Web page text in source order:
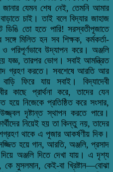
যেমন শেষ নেই, তেমনি আমার
চাই। তাই বলে বিদ্যার জাহাজ
তো হতে পারি! সরস্বতীপূজাতে
সঙ্গে মিলিত হন সব শিক্ষক, কর্মকর্তা-
ও পরিপূর্ণভাবে উদ্যাপন করে। অঞ্জলি
যজ্ঞ, তারপর ভোগ। সবাই আমন্ত্রিত
গ্রহণ করতে। সবশেষে আরতি আর
ফিরে যায় সবাই। বিদ্যাদেবী
কাছে প্রার্থনা করে, তাদের যেন
হয়ে নিজেকে প্রতিষ্ঠিত করে সংসার,
দৃষ্টান্ত স্থাপন করতে পারে।
নিয়েই হয় তা কিন্তু নয়, তাদের
অংশগ্রহণ থাকে এ পূজার আকর্ষণীয় দিক।
হয়ে গান, আরতি, অঞ্জলি, প্রসাদ
অঞ্জলি দিতে দেখা যায়। এ দৃশ্য
মুসলমান, কেই-বা খ্রিষ্টান—বোঝা